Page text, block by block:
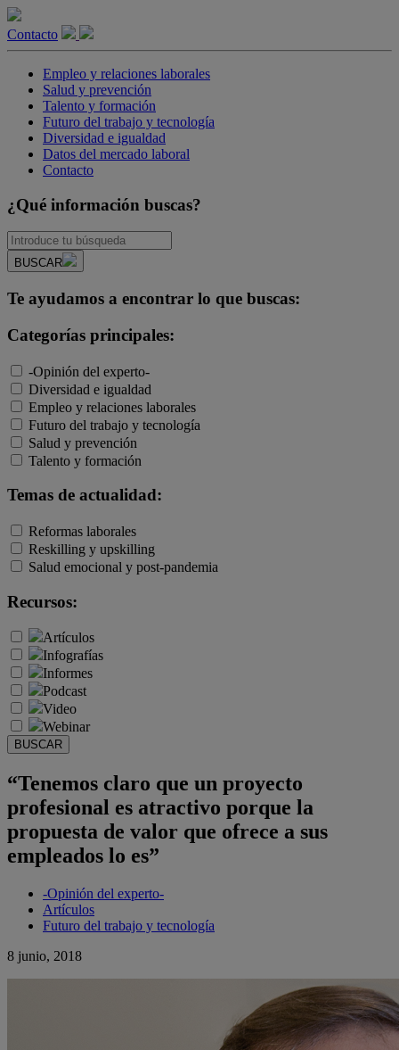
Contacto
Empleo y relaciones laborales
Salud y prevención
Talento y formación
Futuro del trabajo y tecnología
Diversidad e igualdad
Datos del mercado laboral
Contacto
¿Qué información buscas?
BUSCAR
Te ayudamos a encontrar lo que buscas:
Categorías principales:
-Opinión del experto-
Diversidad e igualdad
Empleo y relaciones laborales
Futuro del trabajo y tecnología
Salud y prevención
Talento y formación
Temas de actualidad:
Reformas laborales
Reskilling y upskilling
Salud emocional y post-pandemia
Recursos:
Artículos
Infografías
Informes
Podcast
Video
Webinar
BUSCAR
“Tenemos claro que un proyecto
profesional es atractivo porque la
propuesta de valor que ofrece a sus
empleados lo es”
-Opinión del experto-
Artículos
Futuro del trabajo y tecnología
8 junio, 2018